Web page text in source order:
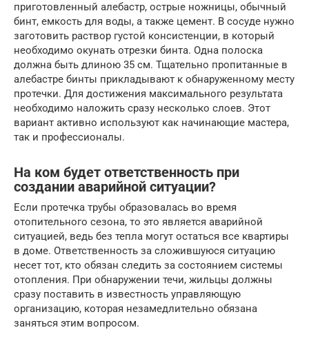
приготовленный алебастр, острые ножницы, обычный
бинт, емкость для воды, а также цемент. В сосуде нужно
заготовить раствор густой консистенции, в который
необходимо окунать отрезки бинта. Одна полоска
должна быть длиною 35 см. Тщательно пропитанные в
алебастре бинты прикладывают к обнаруженному месту
протечки. Для достижения максимального результата
необходимо наложить сразу несколько слоев. Этот
вариант активно используют как начинающие мастера,
так и профессионалы.
На ком будет ответственность при
создании аварийной ситуации?
Если протечка трубы образовалась во время
отопительного сезона, то это является аварийной
ситуацией, ведь без тепла могут остаться все квартиры
в доме. Ответственность за сложившуюся ситуацию
несет тот, кто обязан следить за состоянием системы
отопления. При обнаружении течи, жильцы должны
сразу поставить в известность управляющую
организацию, которая незамедлительно обязана
заняться этим вопросом.